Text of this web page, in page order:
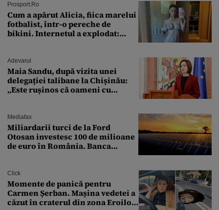
Prosport.ro
Cum a apărut Alicia, fiica marelui
fotbalist, într-o pereche de
bikini. Internetul a explodat:
Adevarul
Maia Sandu, după vizita unei
delegației talibane la Chișinău:
„Este rușinos că oameni cu
Mediafax
Miliardarii turci de la Ford
Otosan investesc 100 de milioane
de euro în România. Banca
Click
Momente de panică pentru
Carmen Șerban. Mașina vedetei a
căzut în craterul din zona Eroilor: